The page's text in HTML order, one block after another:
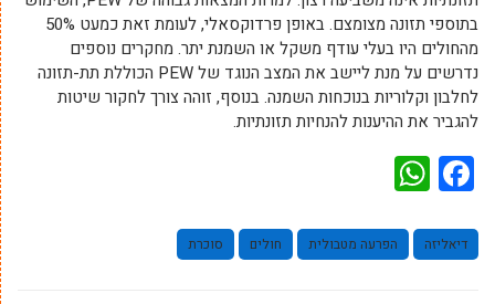
בתוספי תזונה מצומצם. באופן פרדוקסאלי, לעומת זאת כמעט 50%
מהחולים היו בעלי עודף משקל או השמנת יתר. מחקרים נוספים
נדרשים על מנת ליישב את המצב הנוגד של PEW הכוללת תת-תזונה
לחלבון וקלוריות בנוכחות השמנה. בנוסף, זוהה צורך לחקור שיטות
להגביר את ההיענות להנחיות תזונתיות.
Facebook
דיאליזה הפרעה מטבולית חולים סוכרת